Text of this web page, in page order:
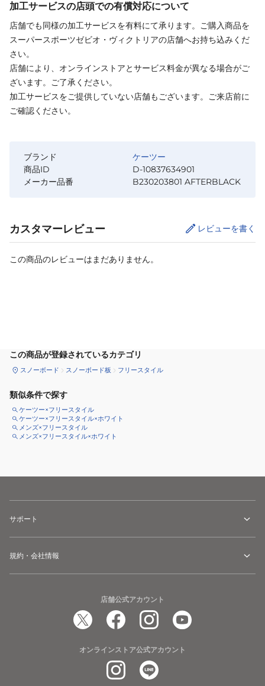
加工サービスの店頭での有償対応について
店舗でも同様の加工サービスを有料にて承ります。ご購入商品を
スーパースポーツゼビオ・ヴィクトリアの店舗へお持ち込みくだ
さい。
店舗により、オンラインストアとサービス料金が異なる場合がご
ざいます。ご了承ください。
加工サービスをご提供していない店舗もございます。ご来店前に
ご確認ください。
ブランド
ケーツー
商品ID
D-10837634901
メーカー品番
B230203801 AFTERBLACK
カスタマーレビュー レビューを書く
この商品のレビューはまだありません。
この商品が登録されているカテゴリ
スノーボード スノーボード板 フリースタイル
類似条件で探す
ケーツー×フリースタイル
ケーツー×フリースタイル×ホワイト
メンズ×フリースタイル
メンズ×フリースタイル×ホワイト
サポート
規約・会社情報
店舗公式アカウント
オンラインストア公式アカウント